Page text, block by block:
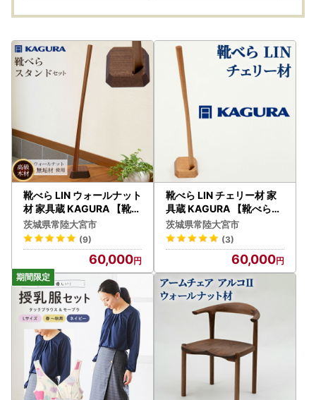
靴べら LIN ウォールナット
材 家具蔵 KAGURA 【靴べ
ら】【ho1334】
茨城県常陸大宮市
(9)
60,000
靴べら LIN チェリー材 家
具蔵 KAGURA 【靴べら】
【ho1333】
茨城県常陸大宮市
(3)
60,000